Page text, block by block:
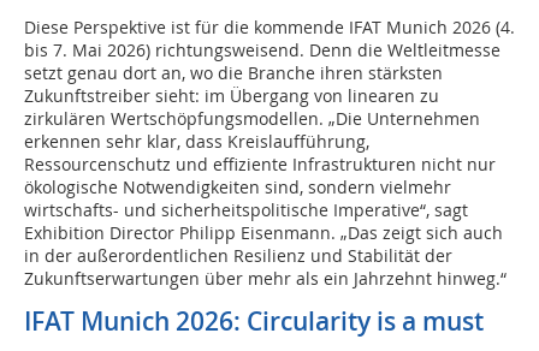
Diese Perspektive ist für die kommende IFAT Munich 2026 (4.
bis 7. Mai 2026) richtungsweisend. Denn die Weltleitmesse
setzt genau dort an, wo die Branche ihren stärksten
Zukunftstreiber sieht: im Übergang von linearen zu
zirkulären Wertschöpfungsmodellen. „Die Unternehmen
erkennen sehr klar, dass Kreislaufführung,
Ressourcenschutz und effiziente Infrastrukturen nicht nur
ökologische Notwendigkeiten sind, sondern vielmehr
wirtschafts- und sicherheitspolitische Imperative“, sagt
Exhibition Director Philipp Eisenmann. „Das zeigt sich auch
in der außerordentlichen Resilienz und Stabilität der
Zukunftserwartungen über mehr als ein Jahrzehnt hinweg.“
IFAT Munich 2026: Circularity is a must